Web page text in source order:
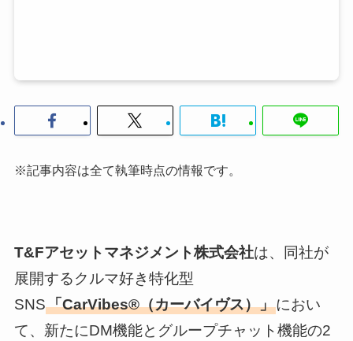
※記事内容は全て執筆時点の情報です。
T&Fアセットマネジメント株式会社は、同社が
展開するクルマ好き特化型
SNS「CarVibes®（カーバイヴス）」におい
て、新たにDM機能とグループチャット機能の2